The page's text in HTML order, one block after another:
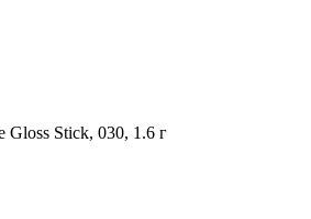
Gloss Stick, 030, 1.6 г